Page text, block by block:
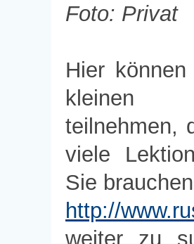
Foto: Privat
Hier
kleinen
teilnehmen,
viele
Sie
http://
weiter zu